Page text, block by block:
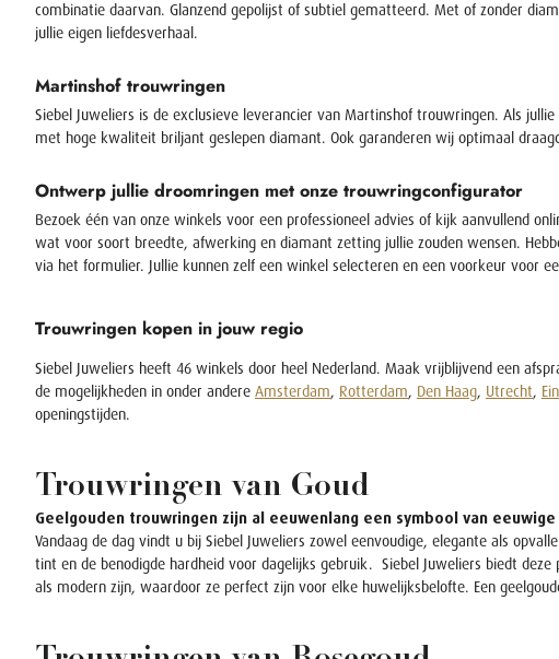
combinatie daarvan. Glanzend gepolijst of subtiel gematteerd. Met of zonder
jullie eigen liefdesverhaal.
Martinshof trouwringen
Siebel Juweliers is de exclusieve leverancier van Martinshof trouwringen. Als
met hoge kwaliteit briljant geslepen diamant. Ook garanderen wij optimaal
Ontwerp jullie droomringen met onze trouwringconfigurator
Bezoek één van onze winkels voor een professioneel advies of kijk aanvullend
wat voor soort breedte, afwerking en diamant zetting jullie zouden wensen.
via het formulier. Jullie kunnen zelf een winkel selecteren en een voorkeur voor
Trouwringen kopen in jouw regio
Siebel Juweliers heeft 46 winkels door heel Nederland. Maak vrijblijvend een
de mogelijkheden in onder andere Amsterdam, Rotterdam, Den Haag, Utrecht,
openingstijden.
Trouwringen van Goud
Geelgouden trouwringen zijn al eeuwenlang een symbool van
Vandaag de dag vindt u bij Siebel Juweliers zowel eenvoudige, elegante als
tint en de benodigde hardheid voor dagelijks gebruik. Siebel Juweliers biedt
als modern zijn, waardoor ze perfect zijn voor elke huwelijksbelofte. Een